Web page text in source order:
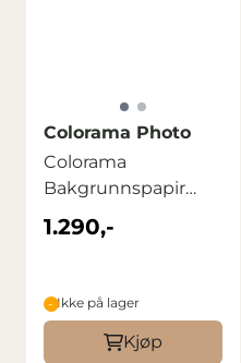
Colorama Photo
Colorama
Bakgrunnspapir
2,72m x 11m Forget-
me-not
1.290,-
Ikke på lager
Kjøp